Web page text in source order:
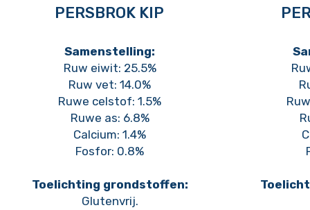
PERSBROK KIP
Samenstelling:
Ruw eiwit: 25.5%
Ruw vet: 14.0%
Ruwe celstof: 1.5%
Ruwe as: 6.8%
Calcium: 1.4%
Fosfor: 0.8%
Toelichting grondstoffen:
Glutenvrij.